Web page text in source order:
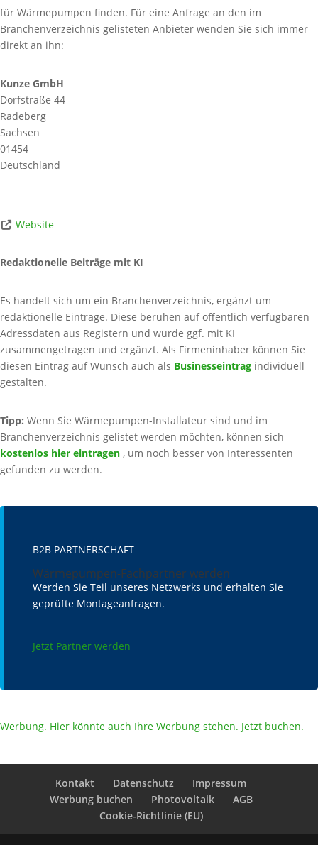
für Wärmepumpen finden. Für eine Anfrage an den im
Branchenverzeichnis gelisteten Anbieter wenden Sie sich immer
direkt an ihn:
Kunze GmbH
Dorfstraße 44
Radeberg
Sachsen
01454
Deutschland
Website
Redaktionelle Beiträge mit KI
Es handelt sich um ein Branchenverzeichnis, ergänzt um
redaktionelle Einträge. Diese beruhen auf öffentlich verfügbaren
Adressdaten aus Registern und wurde ggf. mit KI
zusammengetragen und ergänzt. Als Firmeninhaber können Sie
diesen Eintrag auf Wunsch auch als Businesseintrag individuell
gestalten.
Tipp: Wenn Sie Wärmepumpen-Installateur sind und im
Branchenverzeichnis gelistet werden möchten, können sich
kostenlos hier eintragen , um noch besser von Interessenten
gefunden zu werden.
B2B PARTNERSCHAFT
Wärmepumpen-Fachpartner werden
Werden Sie Teil unseres Netzwerks und erhalten Sie
geprüfte Montageanfragen.
Jetzt Partner werden
Werbung. Hier könnte auch Ihre Werbung stehen. Jetzt buchen.
Kontakt Datenschutz
Impressum
Werbung buchen
Photovoltaik
AGB
Cookie-Richtlinie (EU)